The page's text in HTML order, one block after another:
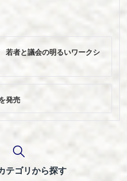
若者と議会の明るいワークシ
発売
テゴリから探す